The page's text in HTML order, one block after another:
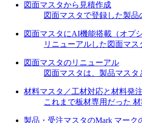
図面マスタから見積作成
図面マスタで登録した製
図面マスタにAI機能搭載（オプ
リニューアルした図面マ
図面マスタのリニューアル
図面マスタは、製品マス
材料マスタ／工材対応と材料発
これまで板材専用だった
製品・受注マスタのMark マーク